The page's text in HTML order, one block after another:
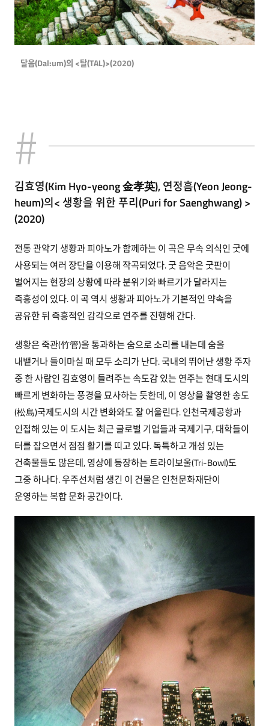
달음(Dal:um)의 <탈(TAL)>(2020)
김효영(Kim Hyo-yeong 金孝英), 연정흠(Yeon Jeong-
heum)의< 생황을 위한 푸리(Puri for Saenghwang) >
(2020)
전통 관악기 생황과 피아노가 함께하는 이 곡은 무속 의식인 굿에
사용되는 여러 장단을 이용해 작곡되었다. 굿 음악은 굿판이
벌어지는 현장의 상황에 따라 분위기와 빠르기가 달라지는
즉흥성이 있다. 이 곡 역시 생황과 피아노가 기본적인 약속을
공유한 뒤 즉흥적인 감각으로 연주를 진행해 간다.
생황은 죽관(竹管)을 통과하는 숨으로 소리를 내는데 숨을
내뱉거나 들이마실 때 모두 소리가 난다. 국내의 뛰어난 생황 주자
중 한 사람인 김효영이 들려주는 속도감 있는 연주는 현대 도시의
빠르게 변화하는 풍경을 묘사하는 듯한데, 이 영상을 촬영한 송도
(松島)국제도시의 시간 변화와도 잘 어울린다. 인천국제공항과
인접해 있는 이 도시는 최근 글로벌 기업들과 국제기구, 대학들이
터를 잡으면서 점점 활기를 띠고 있다. 독특하고 개성 있는
건축물들도 많은데, 영상에 등장하는 트라이보울(Tri-Bowl)도
그중 하나다. 우주선처럼 생긴 이 건물은 인천문화재단이
운영하는 복합 문화 공간이다.